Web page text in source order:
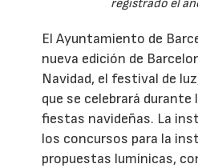
registrado el
El Ayuntamiento de
nueva edición de
Navidad, el festival de
que se celebrará durante
fiestas navideñas. La
los concursos para la
propuestas lumínicas,